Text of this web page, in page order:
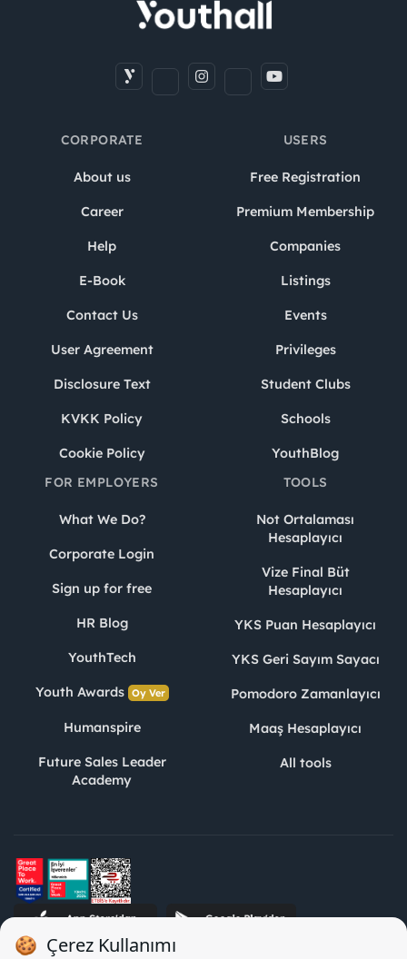
CORPORATE
About us
Career
Help
E-Book
Contact Us
User Agreement
Disclosure Text
KVKK Policy
Cookie Policy
USERS
Free Registration
Premium Membership
Companies
Listings
Events
Privileges
Student Clubs
Schools
YouthBlog
FOR EMPLOYERS
What We Do?
Corporate Login
Sign up for free
HR Blog
YouthTech
Youth Awards Oy Ver
Humanspire
Future Sales Leader
Academy
TOOLS
Not Ortalaması
Hesaplayıcı
Vize Final Büt
Hesaplayıcı
YKS Puan Hesaplayıcı
YKS Geri Sayım Sayacı
Pomodoro Zamanlayıcı
Maaş Hesaplayıcı
All tools